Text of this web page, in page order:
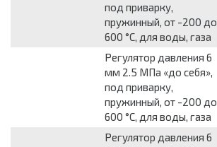
под приварку,
пружинный, от -200 до
600 °С, для воды, газа
Регулятор давления 6
мм 2.5 МПа «до себя»,
под приварку,
пружинный, от -200 до
600 °С, для воды, газа
Регулятор давления 6